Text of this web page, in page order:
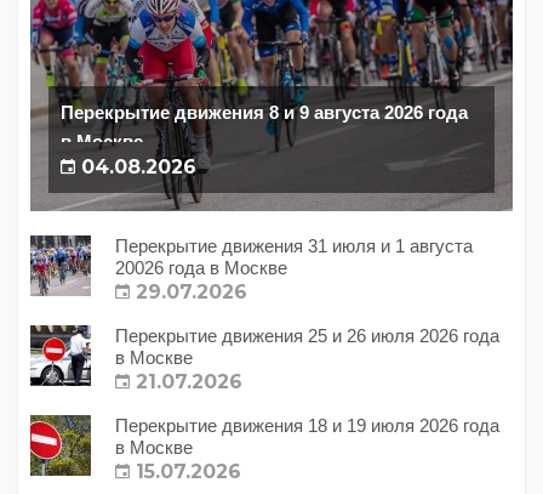
Перекрытие движения 8 и 9 августа 2026 года
в Москве
04.08.2026
Перекрытие движения 31 июля и 1 августа
20026 года в Москве
29.07.2026
Перекрытие движения 25 и 26 июля 2026 года
в Москве
21.07.2026
Перекрытие движения 18 и 19 июля 2026 года
в Москве
15.07.2026